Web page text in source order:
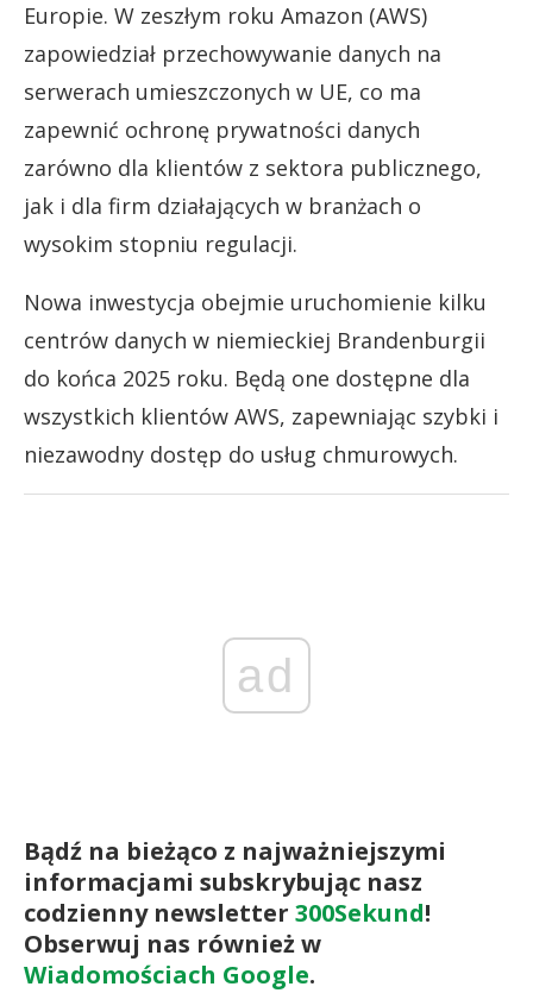
Europie. W zeszłym roku Amazon (AWS)
zapowiedział przechowywanie danych na
serwerach umieszczonych w UE, co ma
zapewnić ochronę prywatności danych
zarówno dla klientów z sektora publicznego,
jak i dla firm działających w branżach o
wysokim stopniu regulacji.
Nowa inwestycja obejmie uruchomienie kilku
centrów danych w niemieckiej Brandenburgii
do końca 2025 roku. Będą one dostępne dla
wszystkich klientów AWS, zapewniając szybki i
niezawodny dostęp do usług chmurowych.
ad
Bądź na bieżąco z najważniejszymi
informacjami subskrybując nasz
codzienny newsletter 300Sekund!
Obserwuj nas również w
Wiadomościach Google.